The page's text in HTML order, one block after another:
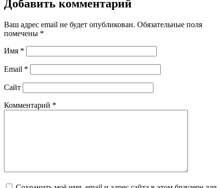
Добавить комментарий
Ваш адрес email не будет опубликован. Обязательные поля
помечены *
Имя *
Email *
Сайт
Комментарий *